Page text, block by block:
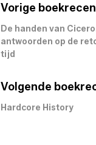
Vorige
De handen van
antwoorden op de
tijd
Volgende
Hardcore History